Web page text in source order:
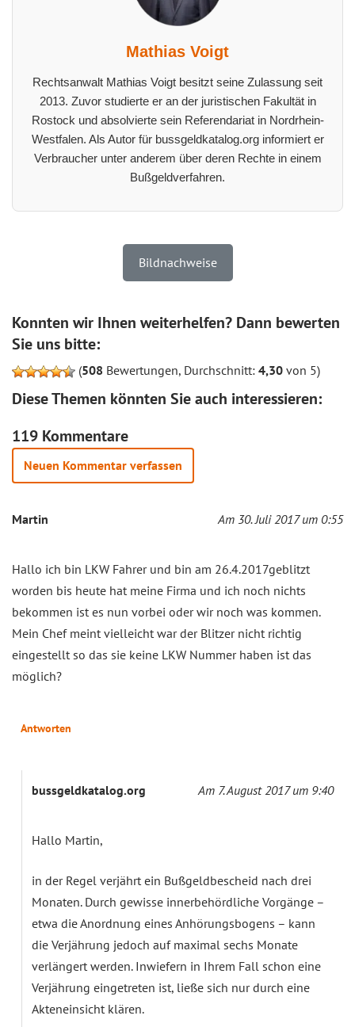
Mathias Voigt
Rechtsanwalt Mathias Voigt besitzt seine Zulassung seit
2013. Zuvor studierte er an der juristischen Fakultät in
Rostock und absolvierte sein Referendariat in Nordrhein-
Westfalen. Als Autor für bussgeldkatalog.org informiert er
Verbraucher unter anderem über deren Rechte in einem
Bußgeldverfahren.
Bildnachweise
Konnten wir Ihnen weiterhelfen? Dann bewerten
Sie uns bitte:
(508 Bewertungen, Durchschnitt: 4,30 von 5)
Diese Themen könnten Sie auch interessieren:
119 Kommentare
Neuen Kommentar verfassen
Martin Am 30. Juli 2017 um 0:55
Hallo ich bin LKW Fahrer und bin am 26.4.2017geblitzt
worden bis heute hat meine Firma und ich noch nichts
bekommen ist es nun vorbei oder wir noch was kommen.
Mein Chef meint vielleicht war der Blitzer nicht richtig
eingestellt so das sie keine LKW Nummer haben ist das
möglich?
Antworten
bussgeldkatalog.org Am 7. August 2017 um 9:40
Hallo Martin,
in der Regel verjährt ein Bußgeldbescheid nach drei
Monaten. Durch gewisse innerbehördliche Vorgänge –
etwa die Anordnung eines Anhörungsbogens – kann
die Verjährung jedoch auf maximal sechs Monate
verlängert werden. Inwiefern in Ihrem Fall schon eine
Verjährung eingetreten ist, ließe sich nur durch eine
Akteneinsicht klären.